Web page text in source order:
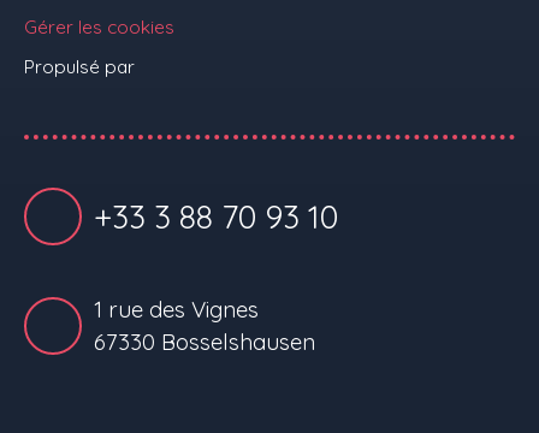
Gérer les cookies
Propulsé par
+33 3 88 70 93 10
1 rue des Vignes
67330 Bosselshausen